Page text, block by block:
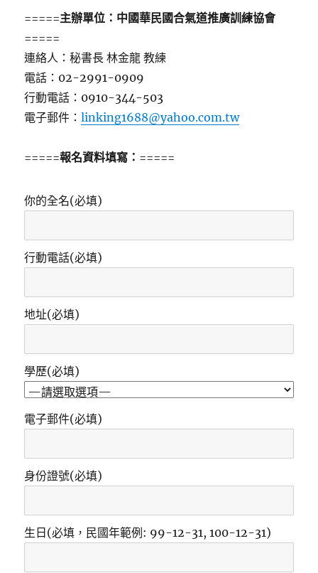
=====主辦單位：中國華民國合氣道推廣訓練協會
=====
連絡人：秘書長 林金龍 教練
電話：02-2991-0909
行動電話：0910-344-503
電子郵件：linking1688@yahoo.com.tw
=====報名資料填寫： =====
你的全名(必填)
行動電話(必填)
地址(必填)
學歷(必填)
電子郵件(必填)
身份證號(必填)
生日(必填，民國年範例: 99-12-31, 100-12-31)